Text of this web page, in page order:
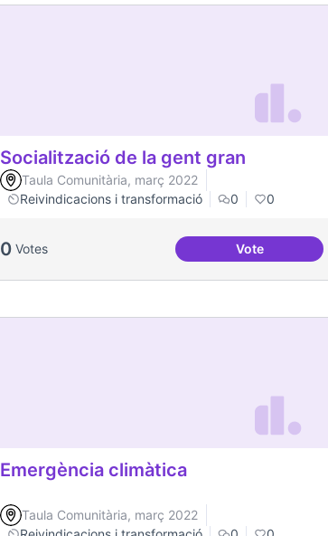
Socialització de la gent gran
Taula Comunitària, març 2022
Reivindicacions i transformació
0 0
0 Votes VoteSocialització
Emergència climàtica
Taula Comunitària, març 2022